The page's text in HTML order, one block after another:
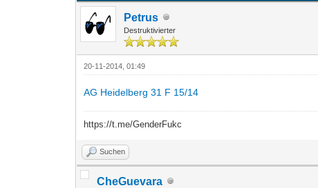
Petrus
Destruktivierter
20-11-2014, 01:49
AG Heidelberg 31 F 15/14
https://t.me/GenderFukc
Suchen
CheGuevara